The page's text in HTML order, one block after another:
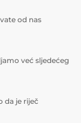
od nas
već sljedećeg
da je riječ